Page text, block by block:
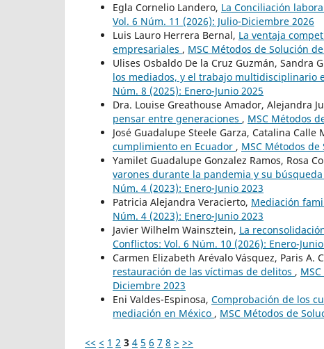
Egla Cornelio Landero, La Conciliación
Vol. 6 Núm. 11 (2026): Julio-Diciembre 2026
Luis Lauro Herrera Bernal, La ventaja
empresariales , MSC Métodos de Solución
Ulises Osbaldo De la Cruz Guzmán, Sandra
los mediados, y el trabajo multidisciplinario
Núm. 8 (2025): Enero-Junio 2025
Dra. Louise Greathouse Amador, Alejandra
pensar entre generaciones , MSC Métodos
José Guadalupe Steele Garza, Catalina Calle
cumplimiento en Ecuador , MSC Métodos
Yamilet Guadalupe Gonzalez Ramos, Rosa
varones durante la pandemia y su
Núm. 4 (2023): Enero-Junio 2023
Patricia Alejandra Veracierto, Mediación
Núm. 4 (2023): Enero-Junio 2023
Javier Wilhelm Wainsztein, La
Conflictos: Vol. 6 Núm. 10 (2026): Enero-
Carmen Elizabeth Arévalo Vásquez, Paris A.
restauración de las víctimas de delitos ,
Diciembre 2023
Eni Valdes-Espinosa, Comprobación de los
mediación en México , MSC Métodos de
<< < 1 2 3 4 5 6 7 8 > >>